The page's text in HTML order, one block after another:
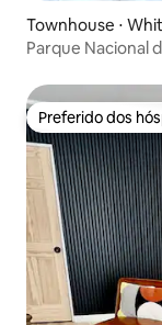
Townhouse ⋅
Parque Nacional
Preferido dos
Preferido dos